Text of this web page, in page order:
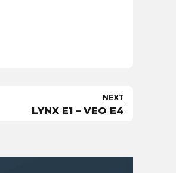
NEXT
LYNX E1 – VEO E4